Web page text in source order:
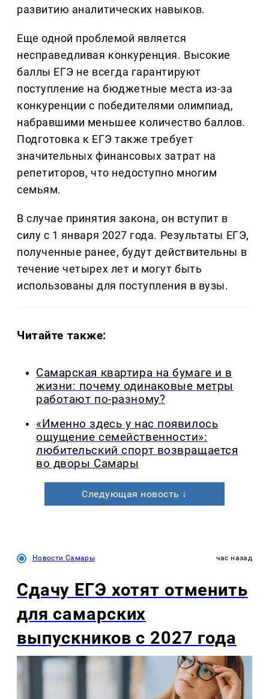
развитию аналитических навыков.
Еще одной проблемой является
несправедливая конкуренция. Высокие
баллы ЕГЭ не всегда гарантируют
поступление на бюджетные места из-за
конкуренции с победителями олимпиад,
набравшими меньшее количество баллов.
Подготовка к ЕГЭ также требует
значительных финансовых затрат на
репетиторов, что недоступно многим
семьям.
В случае принятия закона, он вступит в
силу с 1 января 2027 года. Результаты ЕГЭ,
полученные ранее, будут действительны в
течение четырех лет и могут быть
использованы для поступления в вузы.
Читайте также:
Самарская квартира на бумаге и в
жизни: почему одинаковые метры
работают по-разному?
«Именно здесь у нас появилось
ощущение семейственности»:
любительский спорт возвращается
во дворы Самары
Следующая новость ↓
Новости Самары час назад
Сдачу ЕГЭ хотят отменить
для самарских
выпускников с 2027 года